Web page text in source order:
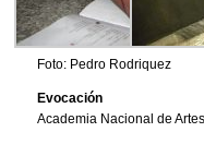
Foto: Pedro Rodriquez
Evocación
Academia Nacional de